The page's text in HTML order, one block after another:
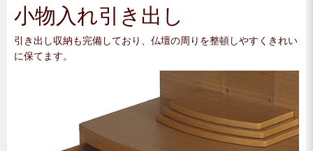
小物入れ引き出し
引き出し収納も完備しており、仏壇の周りを整頓しやすくきれい
に保てます。